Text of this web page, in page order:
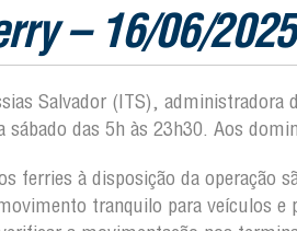
– 16/06/2025
Salvador (ITS),
sábado das 5h às 23h30. Aos
ferries à disposição da operação
tranquilo para veículos e